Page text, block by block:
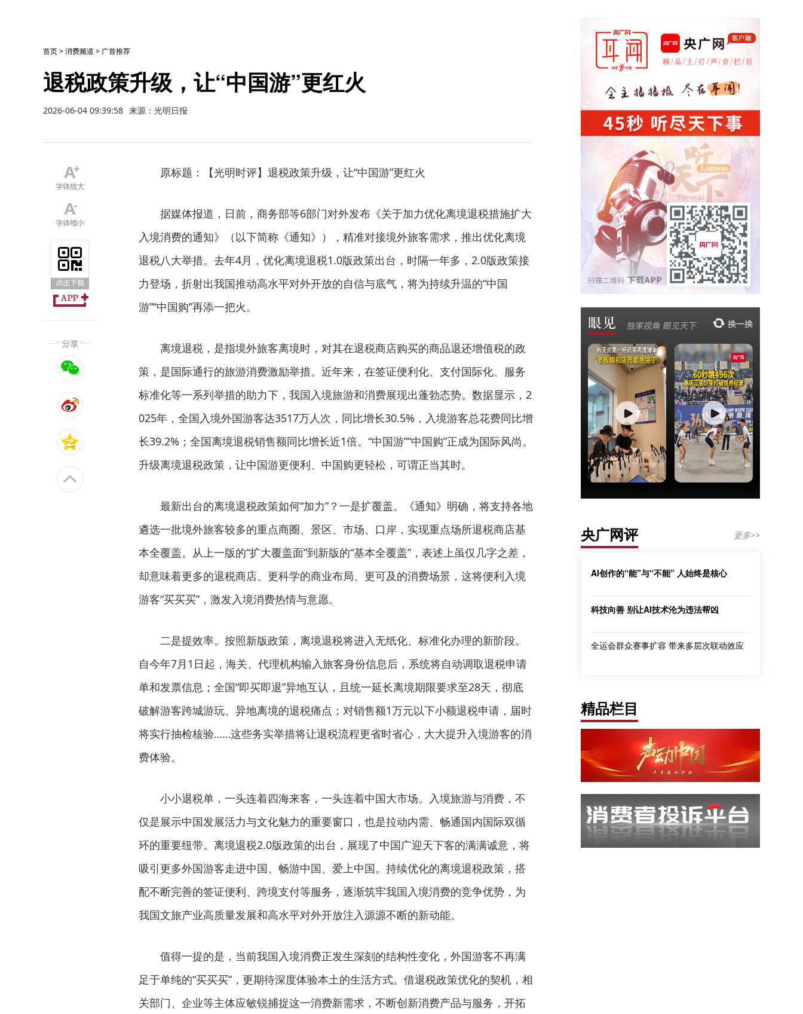
首页>消费频道 > 广首推荐
退税政策升级，让“中国游”更红火
2026-06-04 09:39:58 来源：光明日报
原标题：【光明时评】退税政策升级，让“中国游”更红火
据媒体报道，日前，商务部等6部门对外发布《关于加力优化离境退税措施扩大
入境消费的通知》（以下简称《通知》），精准对接境外旅客需求，推出优化离境
退税八大举措。去年4月，优化离境退税1.0版政策出台，时隔一年多，2.0版政策接
力登场，折射出我国推动高水平对外开放的自信与底气，将为持续升温的“中国
游”“中国购”再添一把火。
离境退税，是指境外旅客离境时，对其在退税商店购买的商品退还增值税的政
策，是国际通行的旅游消费激励举措。近年来，在签证便利化、支付国际化、服务
标准化等一系列举措的助力下，我国入境旅游和消费展现出蓬勃态势。数据显示，2
025年，全国入境外国游客达3517万人次，同比增长30.5%，入境游客总花费同比增
长39.2%；全国离境退税销售额同比增长近1倍。“中国游”“中国购”正成为国际风尚。
升级离境退税政策，让中国游更便利、中国购更轻松，可谓正当其时。
最新出台的离境退税政策如何“加力”？一是扩覆盖。《通知》明确，将支持各地
遴选一批境外旅客较多的重点商圈、景区、市场、口岸，实现重点场所退税商店基
本全覆盖。从上一版的“扩大覆盖面”到新版的“基本全覆盖”，表述上虽仅几字之差，
却意味着更多的退税商店、更科学的商业布局、更可及的消费场景，这将便利入境
游客“买买买”，激发入境消费热情与意愿。
二是提效率。按照新版政策，离境退税将进入无纸化、标准化办理的新阶段。
自今年7月1日起，海关、代理机构输入旅客身份信息后，系统将自动调取退税申请
单和发票信息；全国“即买即退”异地互认，且统一延长离境期限要求至28天，彻底
破解游客跨城游玩、异地离境的退税痛点；对销售额1万元以下小额退税申请，届时
将实行抽检核验……这些务实举措将让退税流程更省时省心，大大提升入境游客的消
费体验。
小小退税单，一头连着四海来客，一头连着中国大市场。入境旅游与消费，不
仅是展示中国发展活力与文化魅力的重要窗口，也是拉动内需、畅通国内国际双循
环的重要纽带。离境退税2.0版政策的出台，展现了中国广迎天下客的满满诚意，将
吸引更多外国游客走进中国、畅游中国、爱上中国。持续优化的离境退税政策，搭
配不断完善的签证便利、跨境支付等服务，逐渐筑牢我国入境消费的竞争优势，为
我国文旅产业高质量发展和高水平对外开放注入源源不断的新动能。
值得一提的是，当前我国入境消费正发生深刻的结构性变化，外国游客不再满
足于单纯的“买买买”，更期待深度体验本土的生活方式。借退税政策优化的契机，相
关部门、企业等主体应敏锐捕捉这一消费新需求，不断创新消费产品与服务，开拓
央广网评 更多>>
AI创作的“能”与“不能” 人始终是核心
科技向善 别让AI技术沦为违法帮凶
全运会群众赛事扩容 带来多层次联动效应
精品栏目